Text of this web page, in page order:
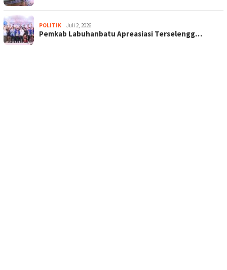
POLITIK Juli 2, 2026
Pemkab Labuhanbatu Apreasiasi Terselengg…